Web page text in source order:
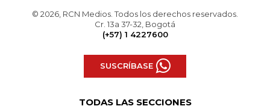
© 2026, RCN Medios. Todos los derechos reservados.
Cr. 13a 37-32, Bogotá
(+57) 1 4227600
SUSCRÍBASE
TODAS LAS SECCIONES